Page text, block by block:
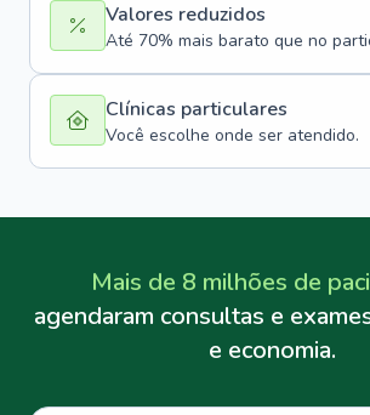
Valores reduzidos
Até 70% mais barato que no
Clínicas particulares
Você escolhe onde ser atendido.
Mais de 8 milhões de
agendaram consultas e
e economia.